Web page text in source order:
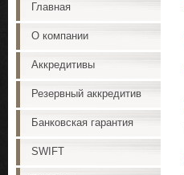
Главная
О компании
Аккредитивы
Резервный аккредитив
Банковская гарантия
SWIFT